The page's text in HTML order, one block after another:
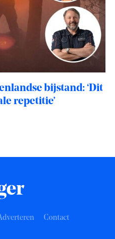
bijstand: ‘Dit
repetitie’
Contact